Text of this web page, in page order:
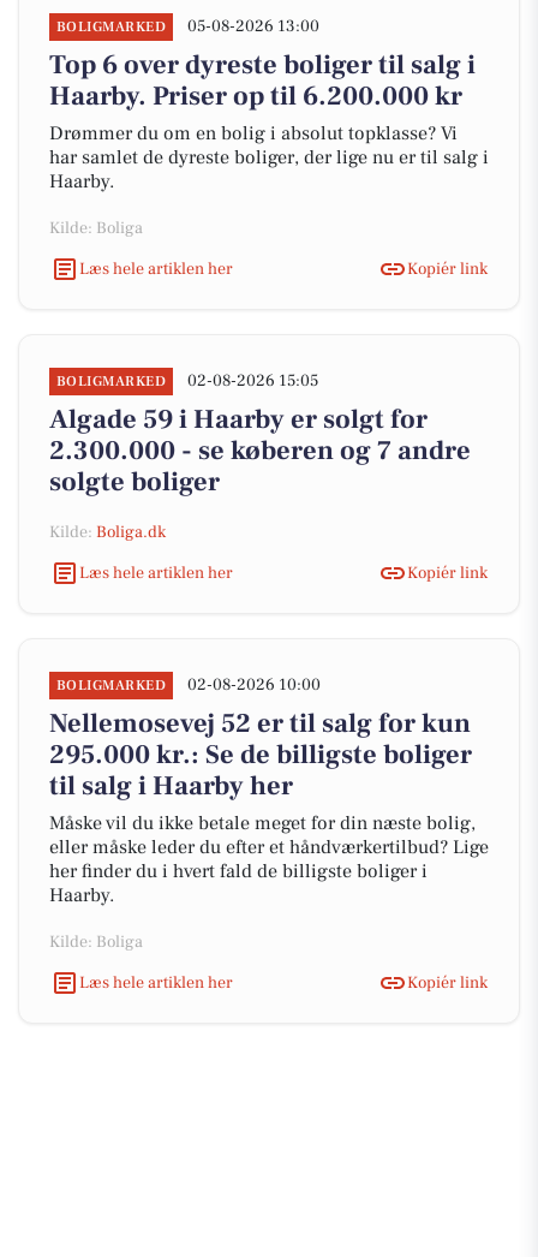
BOLIGMARKED 05-08-2026 13:00
Top 6 over dyreste boliger til salg i
Haarby. Priser op til 6.200.000 kr
Drømmer du om en bolig i absolut topklasse? Vi
har samlet de dyreste boliger, der lige nu er til salg i
Haarby.
Kilde: Boliga
Læs hele artiklen her
Kopiér link
BOLIGMARKED 02-08-2026 15:05
Algade 59 i Haarby er solgt for
2.300.000 - se køberen og 7 andre
solgte boliger
Kilde: Boliga.dk
Læs hele artiklen her
Kopiér link
BOLIGMARKED 02-08-2026 10:00
Nellemosevej 52 er til salg for kun
295.000 kr.: Se de billigste boliger
til salg i Haarby her
Måske vil du ikke betale meget for din næste bolig,
eller måske leder du efter et håndværkertilbud? Lige
her finder du i hvert fald de billigste boliger i
Haarby.
Kilde: Boliga
Læs hele artiklen her
Kopiér link